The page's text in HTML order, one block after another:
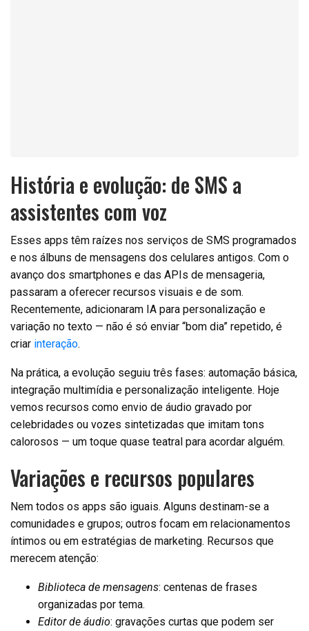
História e evolução: de SMS a
assistentes com voz
Esses apps têm raízes nos serviços de SMS programados
e nos álbuns de mensagens dos celulares antigos. Com o
avanço dos smartphones e das APIs de mensageria,
passaram a oferecer recursos visuais e de som.
Recentemente, adicionaram IA para personalização e
variação no texto — não é só enviar “bom dia” repetido, é
criar interação.
Na prática, a evolução seguiu três fases: automação básica,
integração multimídia e personalização inteligente. Hoje
vemos recursos como envio de áudio gravado por
celebridades ou vozes sintetizadas que imitam tons
calorosos — um toque quase teatral para acordar alguém.
Variações e recursos populares
Nem todos os apps são iguais. Alguns destinam-se a
comunidades e grupos; outros focam em relacionamentos
íntimos ou em estratégias de marketing. Recursos que
merecem atenção:
Biblioteca de mensagens: centenas de frases
organizadas por tema.
Editor de áudio: gravações curtas que podem ser